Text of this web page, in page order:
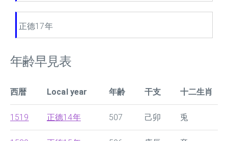
正德17年
年齢早見表
西暦 Local year 年齢 干支 十二生肖
1519 正德14年 507 己卯 兎